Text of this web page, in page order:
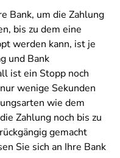
Bank, um die Zahlung
bis zu dem eine
werden kann, ist je
und Bank
ist ein Stopp noch
wenige Sekunden
wie dem
Zahlung noch bis zu
gemacht
Sie sich an Ihre Bank